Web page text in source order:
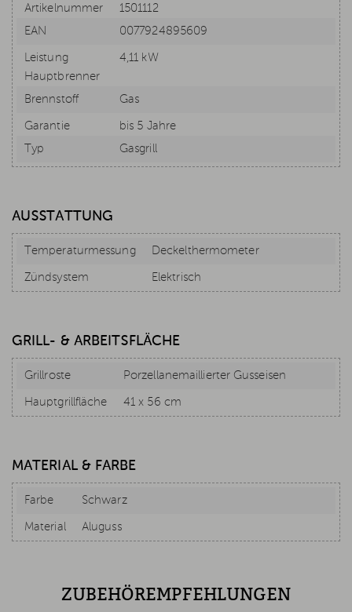
Artikelnummer
1501112
EAN
0077924895609
Leistung
Hauptbrenner
4,11 kW
Brennstoff Gas
Garantie
bis 5 Jahre
Typ
Gasgrill
AUSSTATTUNG
Temperaturmessung Deckelthermometer
Zündsystem Elektrisch
GRILL- & ARBEITSFLÄCHE
Grillroste Porzellanemaillierter Gusseisen
Hauptgrillfläche 41 x 56 cm
MATERIAL & FARBE
Farbe Schwarz
Material Aluguss
ZUBEHÖREMPFEHLUNGEN